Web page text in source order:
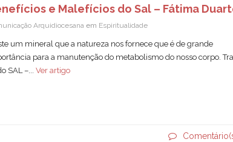
e Malefícios do Sal – Fátima
Arquidiocesana em Espiritualidade
um mineral que a natureza nos fornece que é de grande
para a manutenção do metabolismo do nosso corpo.
SAL –... Ver artigo